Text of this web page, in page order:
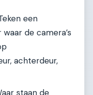
een
de camera’s
achterdeur,
staan de